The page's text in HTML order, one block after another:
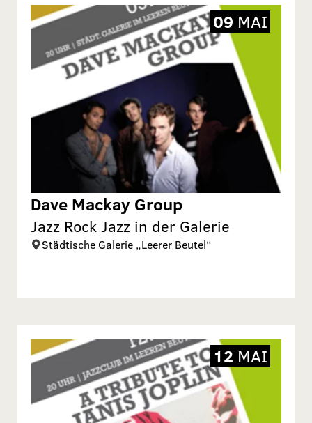
Dave Mackay Group
Jazz Rock Jazz in der Galerie
Städtische Galerie „Leerer Beutel“
09 MAI
12 MAI